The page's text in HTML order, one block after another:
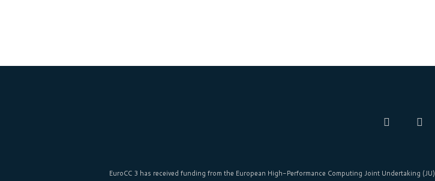
EuroCC 3 has received funding from the European High-Performance Computing Joint Undertaking (JU)